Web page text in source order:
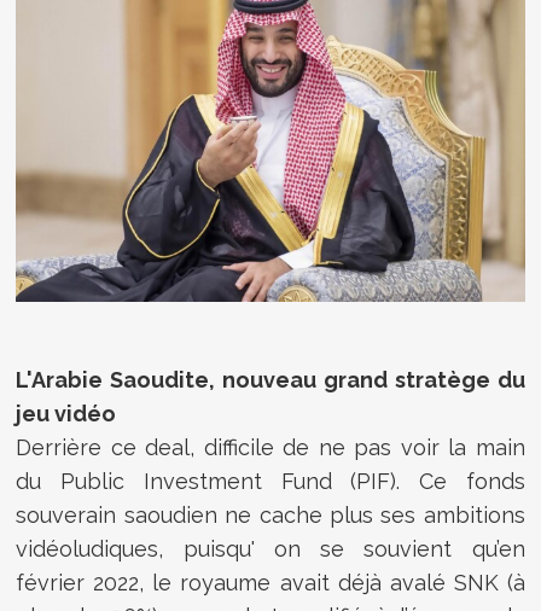
L'Arabie Saoudite, nouveau grand stratège du
jeu vidéo
Derrière ce deal, difficile de ne pas voir la main
du Public Investment Fund (PIF). Ce fonds
souverain saoudien ne cache plus ses ambitions
vidéoludiques, puisqu' on se souvient qu’en
février 2022, le royaume avait déjà avalé SNK (à